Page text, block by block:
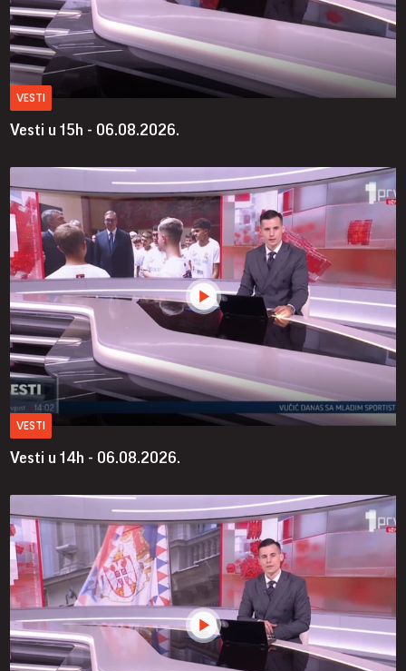
VESTI
Vesti u 15h - 06.08.2026.
VESTI
Vesti u 14h - 06.08.2026.